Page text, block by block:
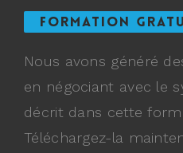
FORMATION
Nous avons généré
en négociant avec le
décrit dans cette
Téléchargez-la